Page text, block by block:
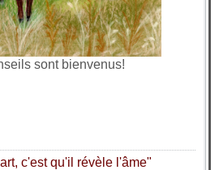
sont bienvenus!
c'est qu'il révèle l'âme"